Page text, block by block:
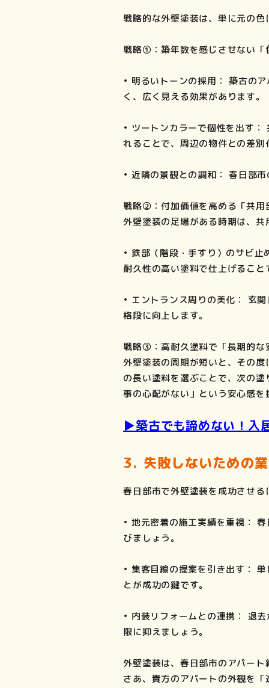
戦略的な外壁塗装は、単に元の
戦略①：築年数を感じさせない「
• 明るいトーンの採用： 築古の
く、広く見える効果があります。
• ツートンカラーで個性を出す
れることで、周辺の物件との差
• 近隣の景観との調和： 春日部
戦略②：付加価値を高める「共用
外壁塗装の足場がある時期は、
• 鉄部（階段・手すり）のサビ
耐久性の高い塗料で仕上げるこ
• エントランス周りの美化： 玄
格段に向上します。
戦略③：高耐久塗料で「長期的な
外壁塗装の周期が短いと、その
の長い塗料を選ぶことで、次の
事の心配がない」という安心感を
▶️築古でも諦めない！入
3. 失敗しないための
春日部市で外壁塗装を成功させ
• 地元密着の施工実績を重視：
びましょう。
• 集客目線の提案を引き出す：
とが成功の鍵です。
• 内装リフォームとの連携： 退
限に抑えましょう。
外壁塗装は、春日部市のアパー
さあ、貴方のアパートの外観を